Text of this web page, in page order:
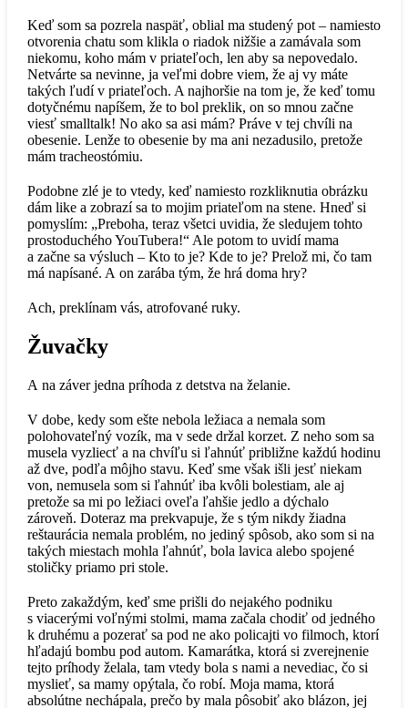
Keď som sa pozrela naspäť, oblial ma studený pot – namiesto
otvorenia chatu som klikla o riadok nižšie a zamávala som
niekomu, koho mám v priateľoch, len aby sa nepovedalo.
Netvárte sa nevinne, ja veľmi dobre viem, že aj vy máte
takých ľudí v priateľoch. A najhoršie na tom je, že keď tomu
dotyčnému napíšem, že to bol preklik, on so mnou začne
viesť smalltalk! No ako sa asi mám? Práve v tej chvíli na
obesenie. Lenže to obesenie by ma ani nezadusilo, pretože
mám tracheostómiu.
Podobne zlé je to vtedy, keď namiesto rozkliknutia obrázku
dám like a zobrazí sa to mojim priateľom na stene. Hneď si
pomyslím: „Preboha, teraz všetci uvidia, že sledujem tohto
prostoduchého YouTubera!“ Ale potom to uvidí mama
a začne sa výsluch – Kto to je? Kde to je? Prelož mi, čo tam
má napísané. A on zarába tým, že hrá doma hry?
Ach, preklínam vás, atrofované ruky.
Žuvačky
A na záver jedna príhoda z detstva na želanie.
V dobe, kedy som ešte nebola ležiaca a nemala som
polohovateľný vozík, ma v sede držal korzet. Z neho som sa
musela vyzliecť a na chvíľu si ľahnúť približne každú hodinu
až dve, podľa môjho stavu. Keď sme však išli jesť niekam
von, nemusela som si ľahnúť iba kvôli bolestiam, ale aj
pretože sa mi po ležiaci oveľa ľahšie jedlo a dýchalo
zároveň. Doteraz ma prekvapuje, že s tým nikdy žiadna
reštaurácia nemala problém, no jediný spôsob, ako som si na
takých miestach mohla ľahnúť, bola lavica alebo spojené
stoličky priamo pri stole.
Preto zakaždým, keď sme prišli do nejakého podniku
s viacerými voľnými stolmi, mama začala chodiť od jedného
k druhému a pozerať sa pod ne ako policajti vo filmoch, ktorí
hľadajú bombu pod autom. Kamarátka, ktorá si zverejnenie
tejto príhody želala, tam vtedy bola s nami a nevediac, čo si
myslieť, sa mamy opýtala, čo robí. Moja mama, ktorá
absolútne nechápala, prečo by mala pôsobiť ako blázon, jej